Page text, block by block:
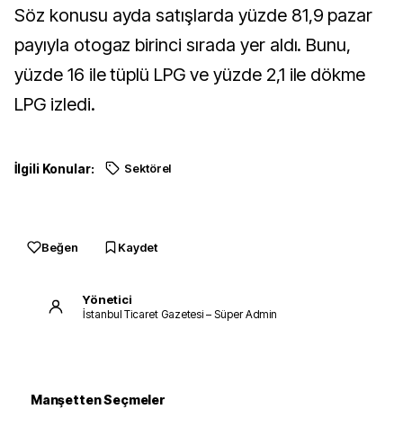
Söz konusu ayda satışlarda yüzde 81,9 pazar
payıyla otogaz birinci sırada yer aldı. Bunu,
yüzde 16 ile tüplü LPG ve yüzde 2,1 ile dökme
LPG izledi.
İlgili Konular: Sektörel
Beğen Kaydet
Yönetici
İstanbul Ticaret Gazetesi – Süper Admin
Manşetten Seçmeler